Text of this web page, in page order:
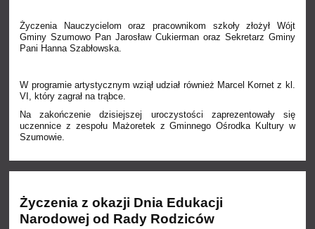
Życzenia Nauczycielom oraz pracownikom szkoły złożył Wójt
Gminy Szumowo Pan Jarosław Cukierman oraz Sekretarz Gminy
Pani Hanna Szabłowska.
W programie artystycznym wziął udział również Marcel Kornet z kl.
VI, który zagrał na trąbce.
Na zakończenie dzisiejszej uroczystości zaprezentowały się
uczennice z zespołu Mażoretek z Gminnego Ośrodka Kultury w
Szumowie.
Życzenia z okazji Dnia Edukacji
Narodowej od Rady Rodziców